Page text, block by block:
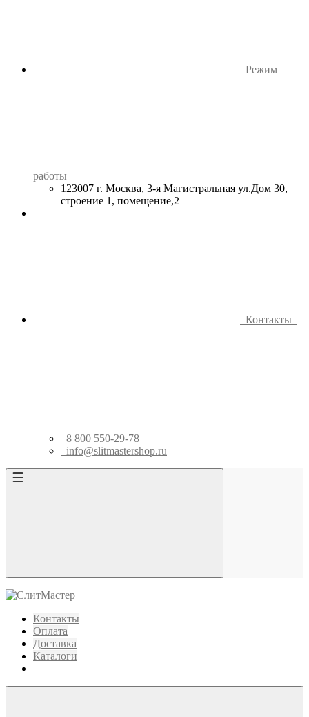
Режим
работы
123007 г. Москва, 3-я Магистральная ул.Дом 30,
строение 1, помещение,2
Контакты
8 800 550-29-78
info@slitmastershop.ru
Контакты
Оплата
Доставка
Каталоги